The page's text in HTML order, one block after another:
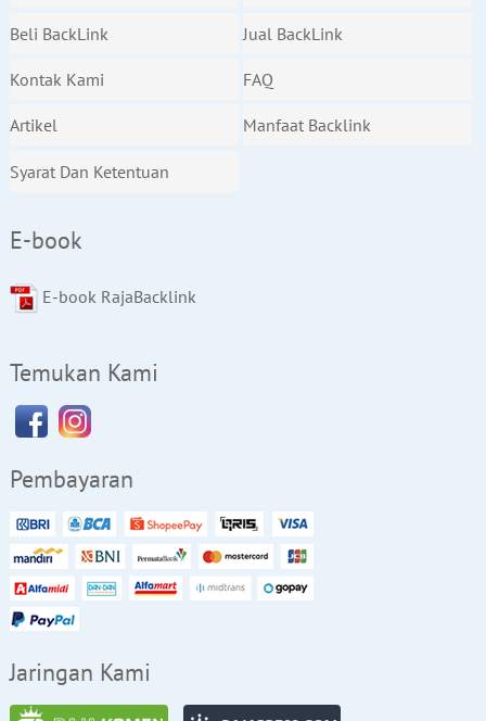
Beli BackLink Jual BackLink
Kontak Kami FAQ
Artikel Manfaat Backlink
Syarat Dan Ketentuan
E-book
E-book RajaBacklink
Temukan Kami
Pembayaran
Jaringan Kami